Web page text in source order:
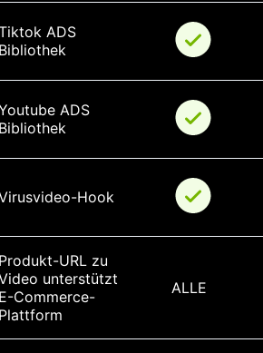
ADS
ADS
Hook
URL zu
unterstützt
Commerce-
ALLE